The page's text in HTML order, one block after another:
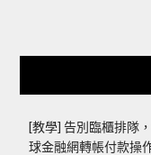
[教學] 告別臨櫃排隊
球金融網轉帳付款操